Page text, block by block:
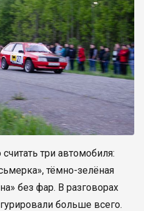
три автомобиля:
тёмно-зелёная
без фар. В разговорах
больше всего.